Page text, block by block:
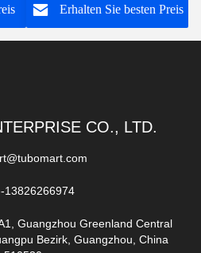
Erhalten Sie besten Preis
CO., LTD.
13826266974
Guangzhou Greenland Central
Bezirk, Guangzhou, China